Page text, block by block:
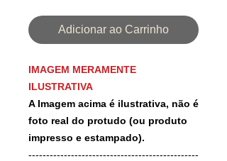
Adicionar ao Carrinho
IMAGEM MERAMENTE
ILUSTRATIVA
A Imagem acima é ilustrativa, não é
foto real do protudo (ou produto
impresso e estampado).
------------------------------------------------